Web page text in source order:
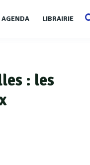
AGENDA LIBRAIRIE
: les